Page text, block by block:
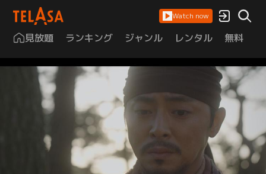
Watch now
見放題 ランキング ジャンル レンタル 無料